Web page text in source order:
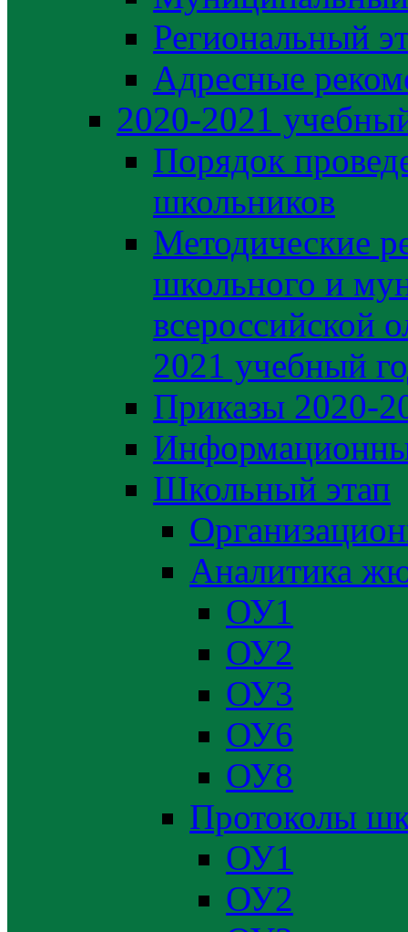
Региональный
Адресные
2020-2021
Порядок
школьников
Методические
школьного и
всероссийской
2021 учебный
Приказы 2020-
Школьный этап
Аналитика
ОУ1
ОУ2
ОУ3
ОУ6
ОУ8
Протоколы
ОУ1
ОУ2